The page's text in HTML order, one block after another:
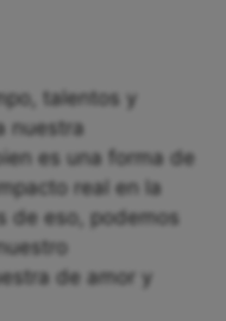
talentos y
nuestra
es una forma de
real en la
de eso, podemos
de amor y